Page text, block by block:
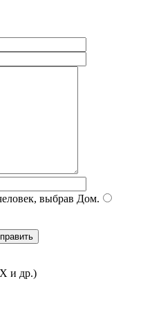
выбрав Дом.
и др.)